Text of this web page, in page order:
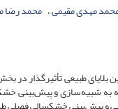
مهدی مقیمی محمد رضا
بلایای طبیعی تأثیرگذار